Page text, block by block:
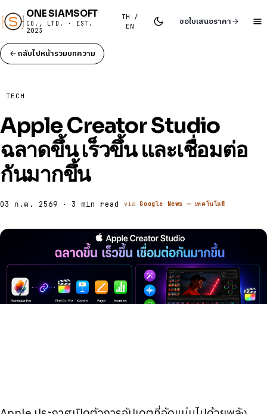
ONE SIAMSOFT
CO., LTD. · EST.
2023
TH /
EN
ขอใบเสนอราคา
กลับไปหน้ารวมบทความ
TECH
Apple Creator Studio
ฉลาดขึ้น เร็วขึ้น และเชื่อมต่อ
กันมากขึ้น
03 ก.ค. 2569 · 3 min read viaGoogle News — เทคโนโลยี